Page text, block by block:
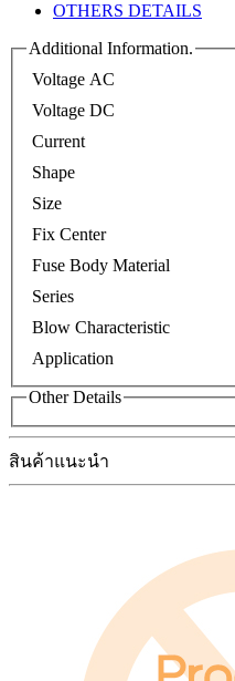
OTHERS DETAILS
Additional Information.
Voltage AC
Voltage DC
Current
Shape
Size
Fix Center
Fuse Body Material
Series
Blow Characteristic
Application
Other Details
สินค้าแนะนำ